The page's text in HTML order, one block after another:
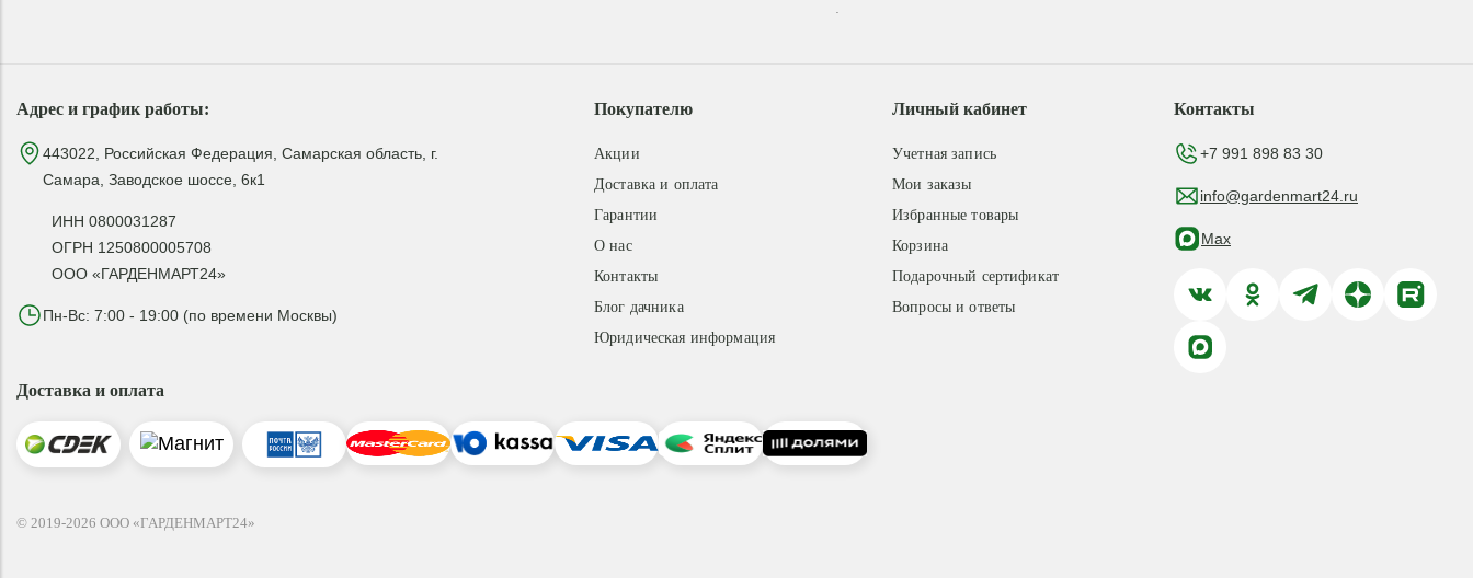
Адрес и график работы:
443022, Российская Федерация, Самарская область, г.
Самара, Заводское шоссе, 6к1
ИНН 0800031287
ОГРН 1250800005708
ООО «ГАРДЕНМАРТ24»
Пн-Вс: 7:00 - 19:00 (по времени Москвы)
Покупателю
Акции
Доставка и оплата
Гарантии
О нас
Контакты
Блог дачника
Юридическая информация
Личный кабинет
Учетная запись
Мои заказы
Избранные товары
Корзина
Подарочный сертификат
Вопросы и ответы
Контакты
+7 991 898 83 30
info@gardenmart24.ru
Max
Доставка и оплата
© 2019-2026 ООО «ГАРДЕНМАРТ24»